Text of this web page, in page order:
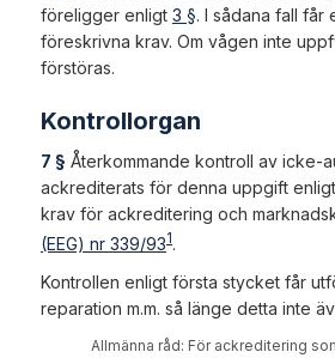
föreligger enligt 3 §. I sådana fall får
föreskrivna krav. Om vågen inte
förstöras.
Kontrollorgan
7 § Återkommande kontroll av icke-
ackrediterats för denna uppgift
krav för ackreditering och
(EEG) nr 339/931 .
Kontrollen enligt första stycket får
reparation m.m. så länge detta inte
Allmänna råd: För ackreditering